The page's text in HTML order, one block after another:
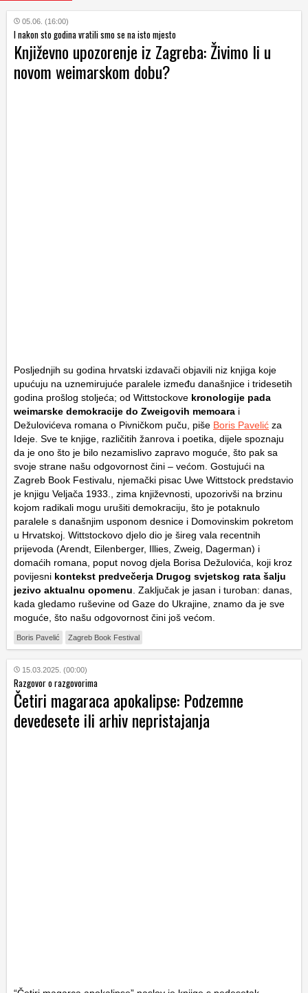
05.06. (16:00)
I nakon sto godina vratili smo se na isto mjesto
Književno upozorenje iz Zagreba: Živimo li u
novom weimarskom dobu?
Posljednjih su godina hrvatski izdavači objavili niz knjiga koje
upućuju na uznemirujuće paralele između današnjice i tridesetih
godina prošlog stoljeća; od Wittstockove kronologije pada
weimarske demokracije do Zweigovih memoara i
Dežulovićeva romana o Pivničkom puču, piše Boris Pavelić za
Ideje. Sve te knjige, različitih žanrova i poetika, dijele spoznaju
da je ono što je bilo nezamislivo zapravo moguće, što pak sa
svoje strane našu odgovornost čini – većom. Gostujući na
Zagreb Book Festivalu, njemački pisac Uwe Wittstock predstavio
je knjigu Veljača 1933., zima književnosti , upozorivši na brzinu
kojom radikali mogu urušiti demokraciju, što je potaknulo
paralele s današnjim usponom desnice i Domovinskim pokretom
u Hrvatskoj. Wittstockovo djelo dio je šireg vala recentnih
prijevoda (Arendt, Eilenberger, Illies, Zweig, Dagerman) i
domaćih romana, poput novog djela Borisa Dežulovića, koji kroz
povijesni kontekst predvečerja Drugog svjetskog rata šalju
jezivo aktualnu opomenu . Zaključak je jasan i turoban: danas,
kada gledamo ruševine od Gaze do Ukrajine, znamo da je sve
moguće, što našu odgovornost čini još većom.
Boris Pavelić Zagreb Book Festival
15.03.2025. (00:00)
Razgovor o razgovorima
Četiri magaraca apokalipse: Podzemne
devedesete ili arhiv nepristajanja